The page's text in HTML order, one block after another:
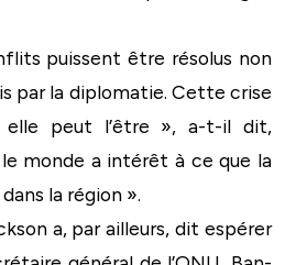
puissent être résolus non
par la diplomatie. Cette crise
peut l’être », a-t-il dit,
monde a intérêt à ce que la
la région ».
a, par ailleurs, dit espérer